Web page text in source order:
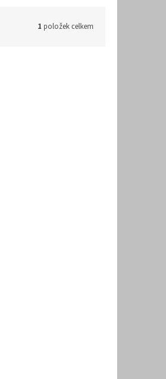
1 položek celkem